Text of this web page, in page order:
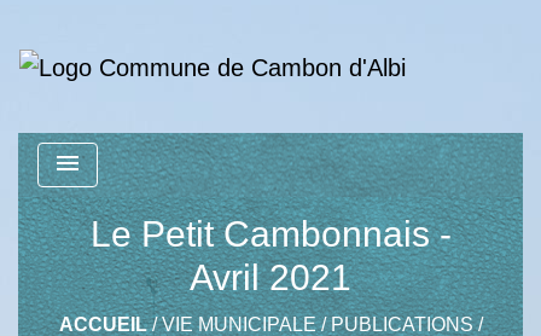
menu
Le Petit Cambonnais -
Avril 2021
ACCUEIL/VIE MUNICIPALE/PUBLICATIONS/